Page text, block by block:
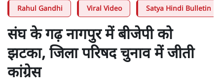
Rahul Gandhi Viral Video Satya Hindi Bulletin
संघ के गढ़ नागपुर में बीजेपी को
झटका, जिला परिषद चुनाव में जीती
कांग्रेस